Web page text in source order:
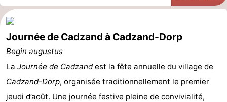
Journée de Cadzand à Cadzand-Dorp
Begin augustus
La Journée de Cadzandest la fête annuelle du village de
Cadzand-Dorp, organisée traditionnellement le premier
jeudi d’août. Une journée festive pleine de convivialité,